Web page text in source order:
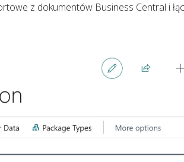
z dokumentów Business Central i